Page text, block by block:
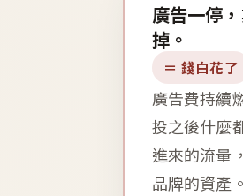
廣告一停
掉。
＝ 錢白花了
廣告費持續
投之後什麼
進來的流量
品牌的資產。